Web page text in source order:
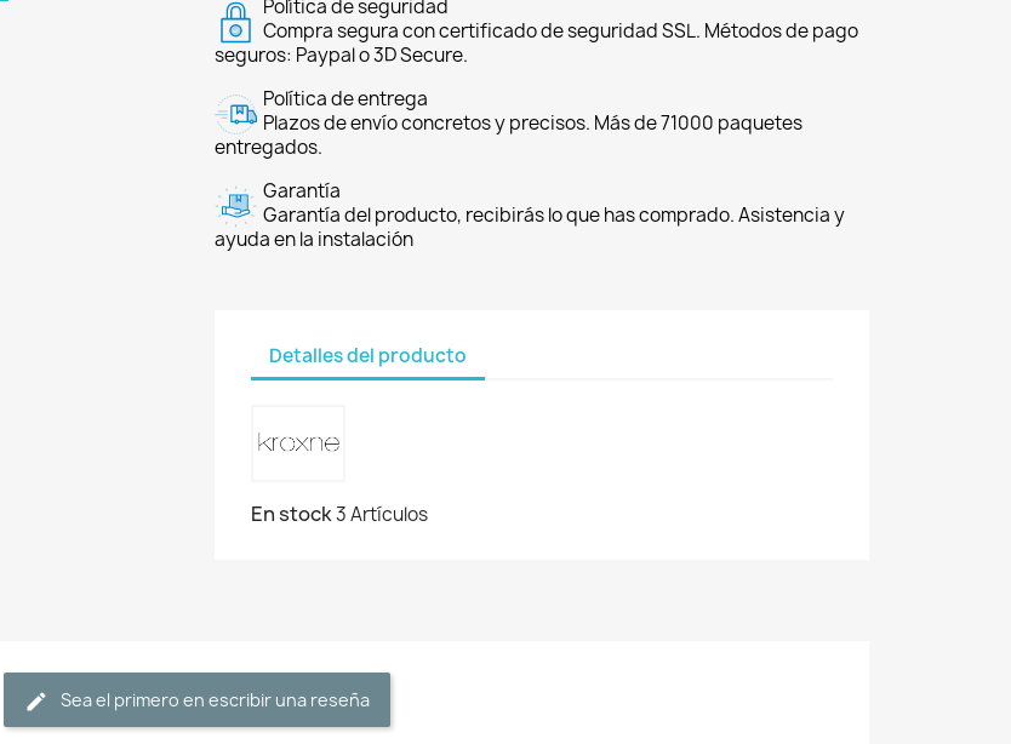
Política de seguridad
Compra segura con certificado de seguridad SSL. Métodos de pago
seguros: Paypal o 3D Secure.
Política de entrega
Plazos de envío concretos y precisos. Más de 71000 paquetes
entregados.
Garantía
Garantía del producto, recibirás lo que has comprado. Asistencia y
ayuda en la instalación
Detalles del producto
En stock3 Artículos
Sea el primero en escribir una reseña